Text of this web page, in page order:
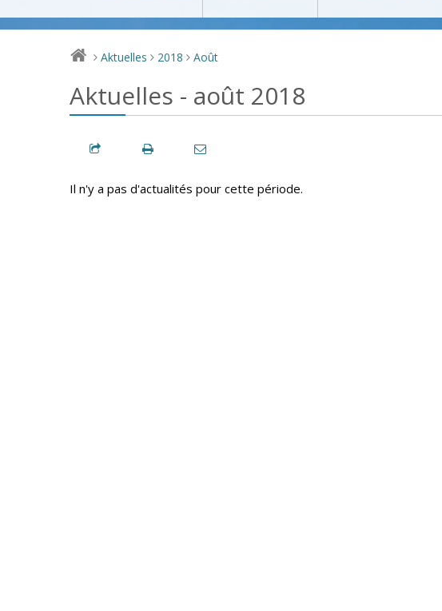
> Aktuelles > 2018 > Août
Aktuelles - août 2018
Il n'y a pas d'actualités pour cette période.